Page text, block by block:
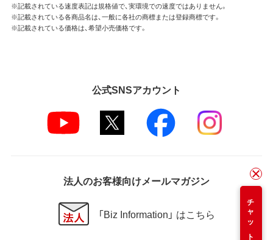
チャット
※記載されている速度表記は規格値で、実環境での速度ではありません。
※記載されている各商品名は、一般に各社の商標または登録商標です。
※記載されている価格は、希望小売価格です。
公式SNSアカウント
法人のお客様向けメールマガジン
「Biz Information」 はこちら